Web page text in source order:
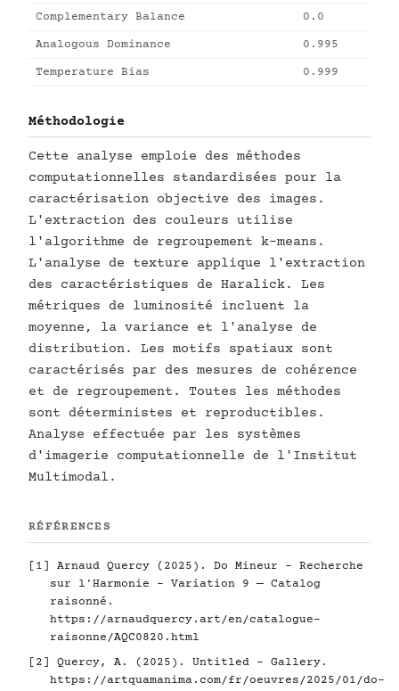
Complementary Balance 0.0
Analogous Dominance 0.995
Temperature Bias 0.999
Méthodologie
Cette analyse emploie des méthodes
computationnelles standardisées pour la
caractérisation objective des images.
L'extraction des couleurs utilise
l'algorithme de regroupement k-means.
L'analyse de texture applique l'extraction
des caractéristiques de Haralick. Les
métriques de luminosité incluent la
moyenne, la variance et l'analyse de
distribution. Les motifs spatiaux sont
caractérisés par des mesures de cohérence
et de regroupement. Toutes les méthodes
sont déterministes et reproductibles.
Analyse effectuée par les systèmes
d'imagerie computationnelle de l'Institut
Multimodal.
RÉFÉRENCES
[1] Arnaud Quercy (2025). Do Mineur - Recherche
sur l'Harmonie - Variation 9 — Catalog
raisonné.
https://arnaudquercy.art/en/catalogue-
raisonne/AQC0820.html
[2] Quercy, A. (2025). Untitled - Gallery.
https://artquamanima.com/fr/oeuvres/2025/01/do-